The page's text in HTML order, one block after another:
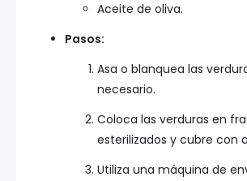
Aceite de oliva.
Pasos:
Asa o blanquea las
necesario.
Coloca las verduras en
esterilizados y cubre con
Utiliza una máquina de